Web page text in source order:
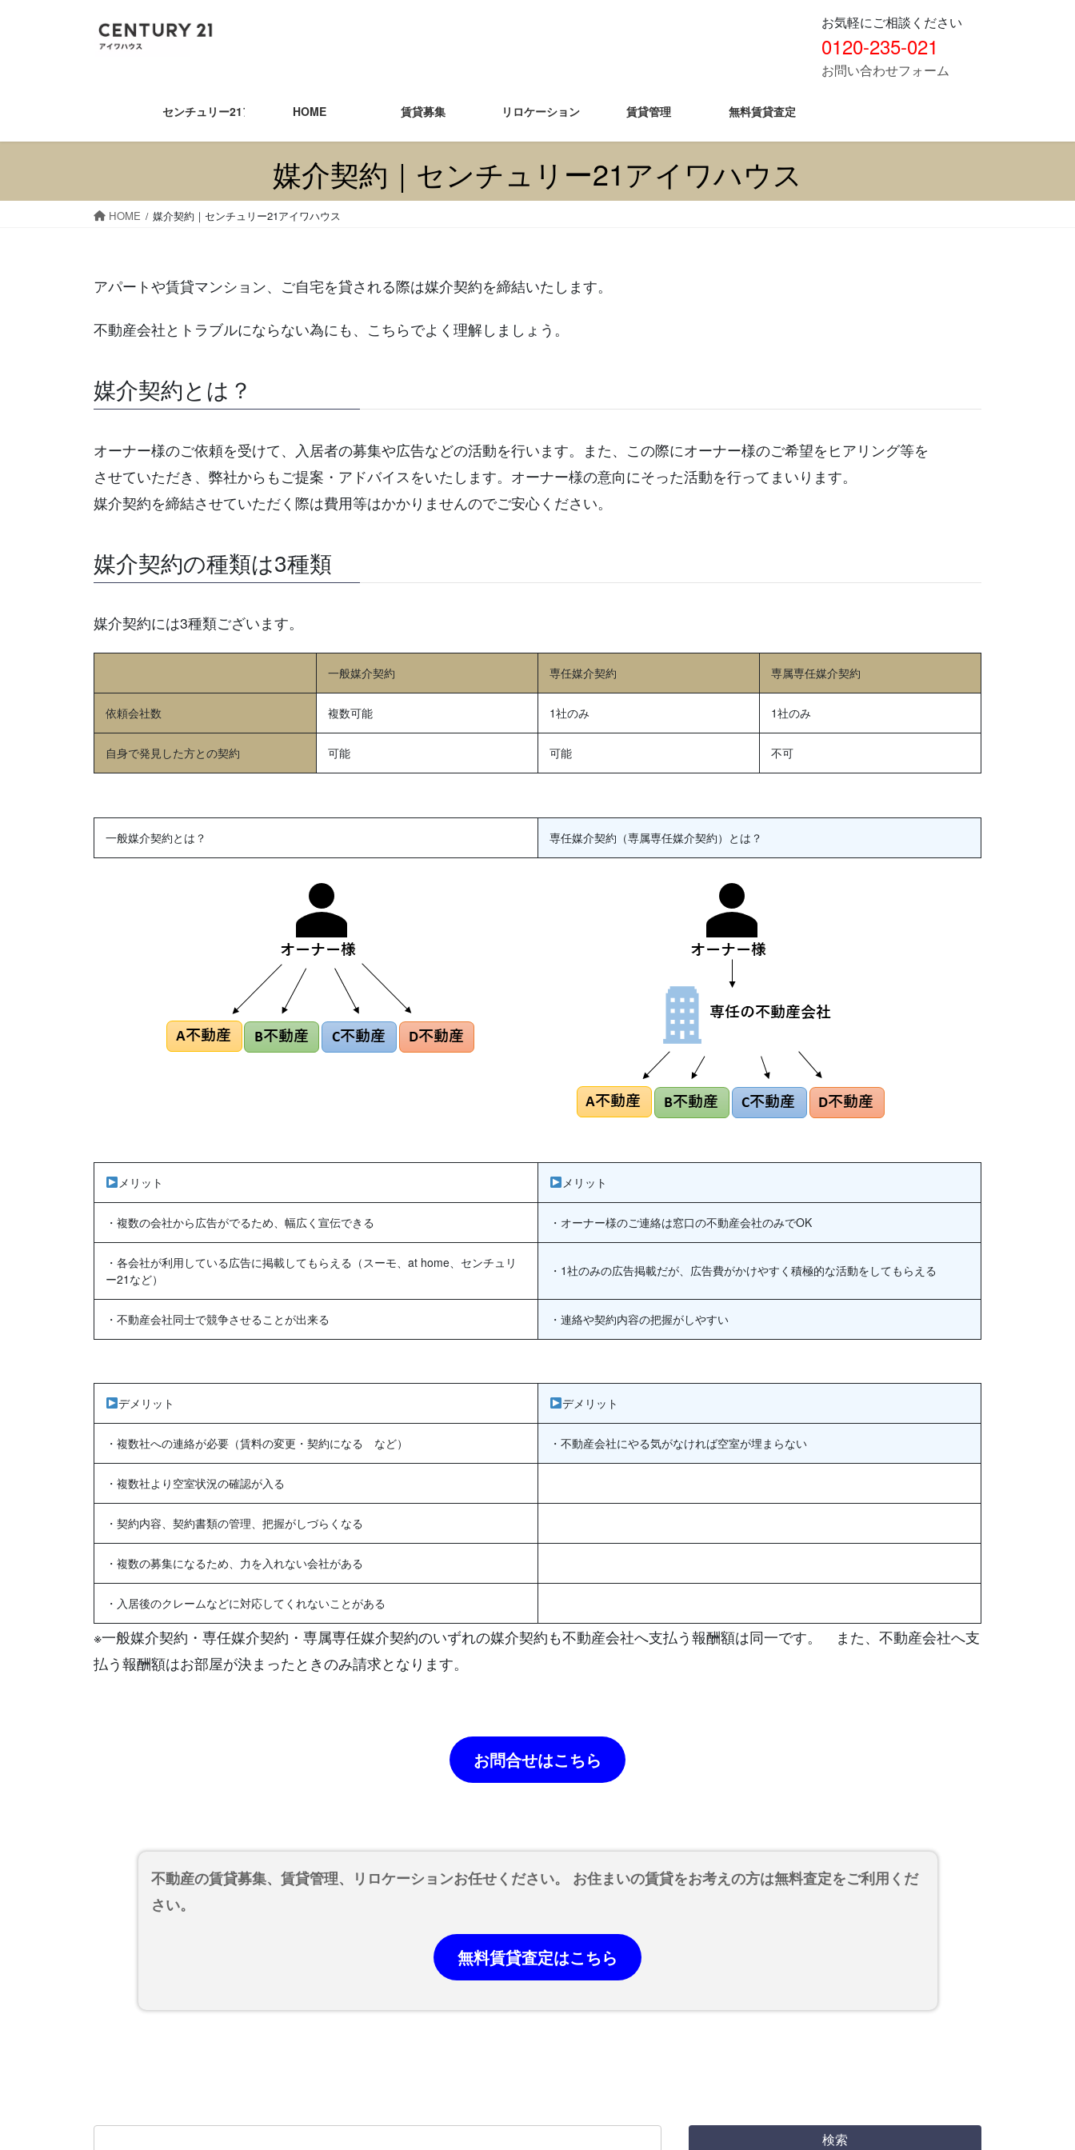
キ
に
お気軽にご相談ください
0120-235-021
お問い合わせフォーム
センチュリー21アイワハウスHOME 賃貸募集 リロケーション 賃貸管理 無料賃貸査定
媒介契約｜センチュリー21アイワハウス
HOME 媒介契約｜センチュリー21アイワハウス
アパートや賃貸マンション、ご自宅を貸される際は媒介契約を締結いたします。
不動産会社とトラブルにならない為にも、こちらでよく理解しましょう。
媒介契約とは？
オーナー様のご依頼を受けて、入居者の募集や広告などの活動を行います。また、この際にオーナー様のご希望をヒアリング等を
させていただき、弊社からもご提案・アドバイスをいたします。オーナー様の意向にそった活動を行ってまいります。
媒介契約を締結させていただく際は費用等はかかりませんのでご安心ください。
媒介契約の種類は3種類
媒介契約には3種類ございます。
一般媒介契約 専任媒介契約 専属専任媒介契約
依頼会社数 複数可能 1社のみ 1社のみ
自身で発見した方との契約 可能 可能 不可
一般媒介契約とは？ 専任媒介契約（専属専任媒介契約）とは？
メリット メリット
・複数の会社から広告がでるため、幅広く宣伝できる ・オーナー様のご連絡は窓口の不動産会社のみでOK
・各会社が利用している広告に掲載してもらえる（スーモ、at home、センチュリ
ー21など）
・1社のみの広告掲載だが、広告費がかけやすく積極的な活動をしてもらえる
・不動産会社同士で競争させることが出来る ・連絡や契約内容の把握がしやすい
デメリット デメリット
・複数社への連絡が必要（賃料の変更・契約になる など） ・不動産会社にやる気がなければ空室が埋まらない
・複数社より空室状況の確認が入る
・契約内容、契約書類の管理、把握がしづらくなる
・複数の募集になるため、力を入れない会社がある
・入居後のクレームなどに対応してくれないことがある
※一般媒介契約・専任媒介契約・専属専任媒介契約のいずれの媒介契約も不動産会社へ支払う報酬額は同一です。 また、不動産会社へ支
払う報酬額はお部屋が決まったときのみ請求となります。
お問合せはこちら
不動産の賃貸募集、賃貸管理、リロケーションお任せください。 お住まいの賃貸をお考えの方は無料査定をご利用くだ
さい。
無料賃貸査定はこちら